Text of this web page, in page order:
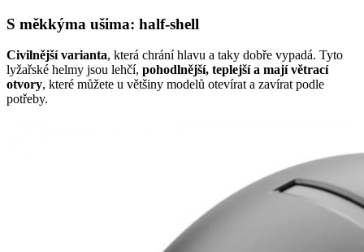
S měkkýma ušima: half-shell
Civilnější varianta, která chrání hlavu a taky dobře vypadá. Tyto
lyžařské helmy jsou lehčí, pohodlnější, teplejší a mají větrací
otvory, které můžete u většiny modelů otevírat a zavírat podle
potřeby.